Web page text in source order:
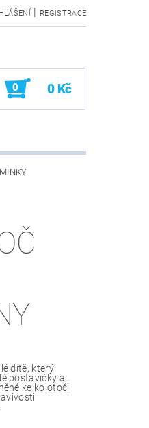
| REGISTRACE
0 0 Kč
dítě, který
postavičky a
ke kolotoči